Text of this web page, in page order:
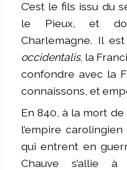
C’est le fils issu du
le Pieux, et
Charlemagne. Il
occidentalis, la
confondre avec la
connaissons, et
En 840, à la mort
l’empire
qui entrent en
Chauve s’allie